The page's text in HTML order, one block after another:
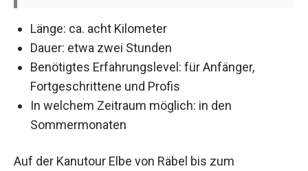
Länge: ca. acht Kilometer
Dauer: etwa zwei Stunden
Benötigtes Erfahrungslevel: für Anfänger,
Fortgeschrittene und Profis
In welchem Zeitraum möglich: in den
Sommermonaten
Auf der Kanutour Elbe von Räbel bis zum